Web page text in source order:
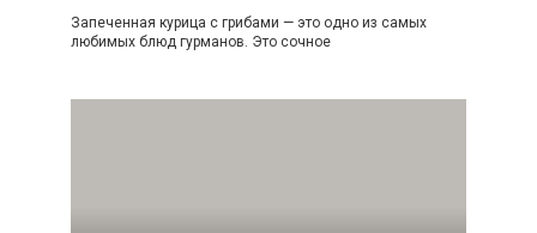
Запеченная курица с грибами — это одно из самых
любимых блюд гурманов. Это сочное